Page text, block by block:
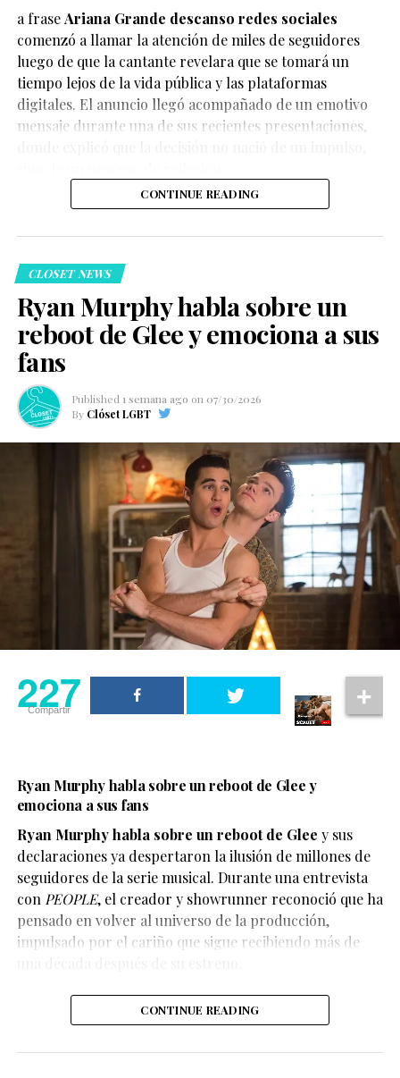
a fraseAriana Grande descanso redes sociales
comenzó a llamar la atención de miles de seguidores
luego de que la cantante revelara que se tomará un
tiempo lejos de la vida pública y las plataformas
digitales. El anuncio llegó acompañado de un emotivo
mensaje durante una de sus recientes presentaciones,
En el escenario, Ariana compartió que durante mucho
aspectos de su vida. Por ello, decidió priorizar su
bienestar y establecer límites para cuidar su salud
CONTINUE READING
CLOSET NEWS
Ryan Murphy habla sobre un
reboot de Glee y emociona a sus
fans
Published 1 semana ago on 07/30/2026
By Clóset LGBT
227
Compartir
Ryan Murphy habla sobre un reboot de Glee y
emociona a sus fans
Ryan Murphy habla sobre un reboot de Glee y sus
declaraciones ya despertaron la ilusión de millones de
seguidores de la serie musical. Durante una entrevista
con PEOPLE, el creador y showrunner reconoció que ha
pensado en volver al universo de la producción,
impulsado por el cariño que sigue recibiendo más de
CONTINUE READING